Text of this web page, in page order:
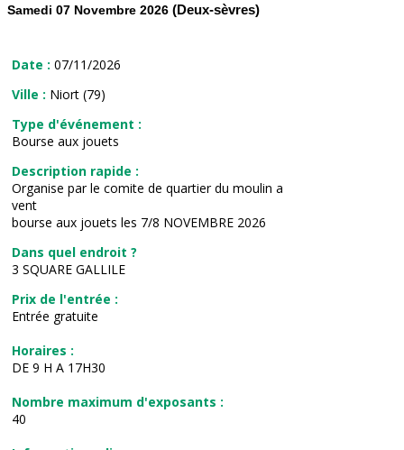
Samedi 07 Novembre 2026 (Deux-sèvres)
Date : 07/11/2026
Ville : Niort (79)
Type d'événement :
Bourse aux jouets
Description rapide :
Organise par le comite de quartier du moulin a
vent
bourse aux jouets les 7/8 NOVEMBRE 2026
Dans quel endroit ?
3 SQUARE GALLILE
Prix de l'entrée :
Entrée gratuite
Horaires :
DE 9 H A 17H30
Nombre maximum d'exposants :
40